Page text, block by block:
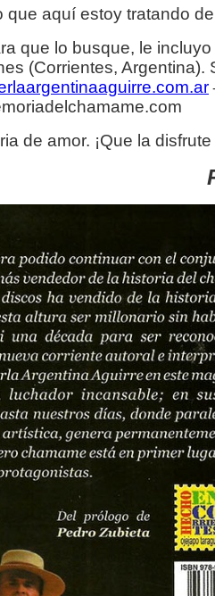
que aquí estoy tratando
que lo busque, le
(Corrientes,
de amor. ¡Que la